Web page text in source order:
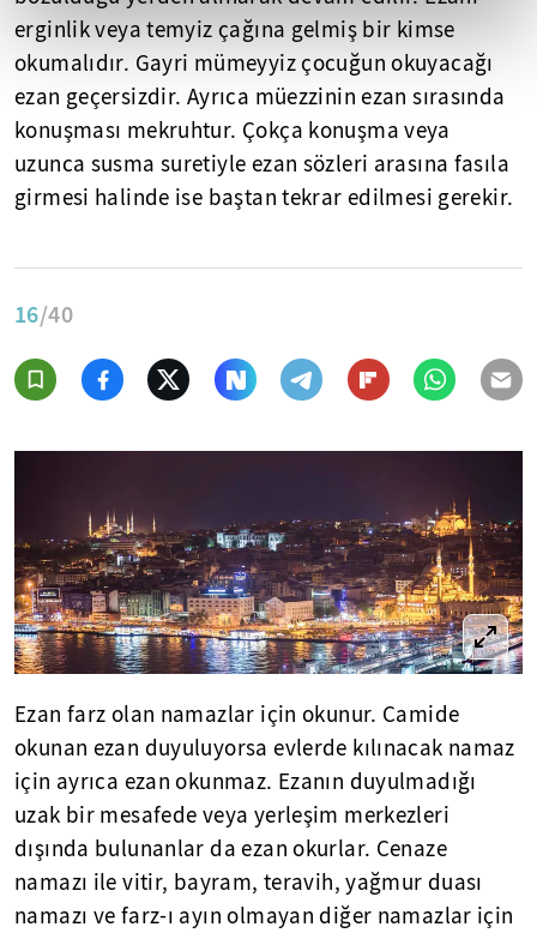
erginlik veya temyiz çağına gelmiş bir kimse
okumalıdır. Gayri mümeyyiz çocuğun okuyacağı
ezan geçersizdir. Ayrıca müezzinin ezan sırasında
konuşması mekruhtur. Çokça konuşma veya
uzunca susma suretiyle ezan sözleri arasına fasıla
girmesi halinde ise baştan tekrar edilmesi gerekir.
16/40
Ezan farz olan namazlar için okunur. Camide
okunan ezan duyuluyorsa evlerde kılınacak namaz
için ayrıca ezan okunmaz. Ezanın duyulmadığı
uzak bir mesafede veya yerleşim merkezleri
dışında bulunanlar da ezan okurlar. Cenaze
namazı ile vitir, bayram, teravih, yağmur duası
namazı ve farz-ı ayın olmayan diğer namazlar için